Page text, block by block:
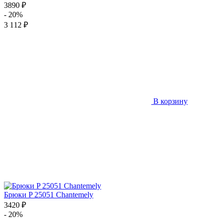
3890 ₽
- 20%
3 112 ₽
В корзину
Брюки P 25051 Chantemely
3420 ₽
- 20%